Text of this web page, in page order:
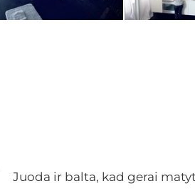
Juoda ir balta, kad gerai